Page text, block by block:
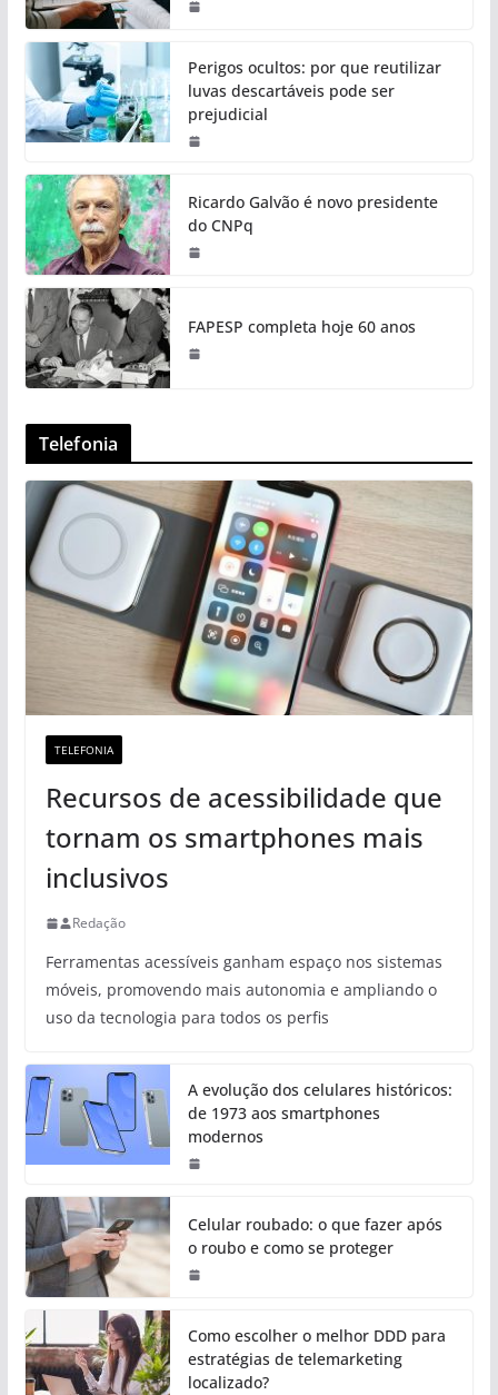
Perigos ocultos: por que reutilizar
luvas descartáveis pode ser
prejudicial
Ricardo Galvão é novo presidente
do CNPq
FAPESP completa hoje 60 anos
Telefonia
TELEFONIA
Recursos de acessibilidade que
tornam os smartphones mais
inclusivos
Redação
Ferramentas acessíveis ganham espaço nos sistemas
móveis, promovendo mais autonomia e ampliando o
uso da tecnologia para todos os perfis
A evolução dos celulares históricos:
de 1973 aos smartphones
modernos
Celular roubado: o que fazer após
o roubo e como se proteger
Como escolher o melhor DDD para
estratégias de telemarketing
localizado?